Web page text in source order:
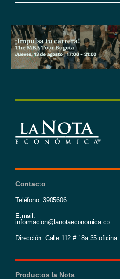
Contacto
Teléfono: 3905606
E:mail:
informacion@lanotaeconomica.co
Dirección: Calle 112 # 18a 35
Productos la Nota